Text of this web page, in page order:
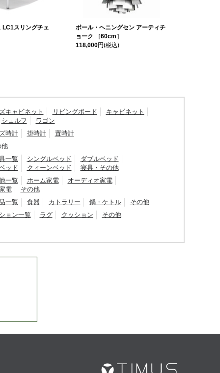
LC1スリングチェ
ポール・ヘニングセン アーティチ
ョーク ［60cm］
118,000円(税込)
キャビネット リビングボード
キャビネット
シェルフ
ワゴン
時計
掛時計
置時計
他
一覧
シングルベッド
ダブルベッド
ッド
クィーンベッド
寝具・その他
一覧
ホーム家電
オーディオ家電
電
その他
一覧
食器 カトラリー 鍋・ケトル
その他
ョン一覧
ラグ クッション その他